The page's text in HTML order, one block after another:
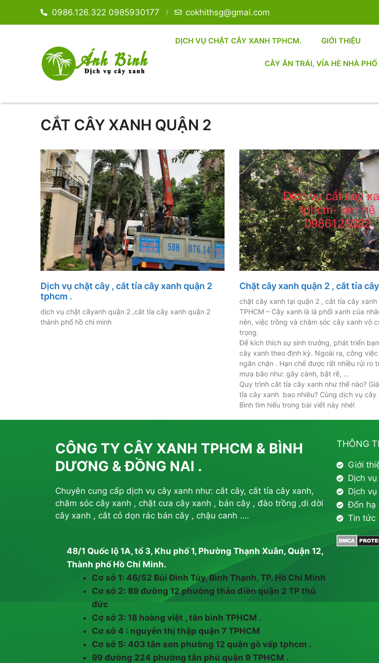
0986.126.322 0985930177 cokhithsg@gmai.com
DỊCH VỤ CHẶT CÂY XANH TPHCM. GIỚI THIỆU
CÂY ĂN TRÁI, VỈA HÈ NHÀ PHỐ
CẮT CÂY XANH QUẬN 2
Dịch vụ chặt cây , cắt tỉa cây xanh quận 2
tphcm .
dịch vụ chặt cãyanh quận 2 ,cắt tỉa cây xanh quận 2
thành phố hồ chí minh
Chặt cây xanh quận 2 , cắt tỉa
chặt cây xanh tại quận 2 , cắt tỉa cây xanh
TPHCM – Cây xanh là lá phổi xanh của
nên, việc trồng và chăm sóc cây xanh vô
trọng.
Để kích thích sự sinh trưởng, phát triển
cây xanh theo định kỳ. Ngoài ra, công
ngăn chặn . Hạn chế được rất nhiều rủi ro
mưa bão như: gãy cành, bật rễ, …
Quy trình cắt tỉa cây xanh như thế nào?
tỉa cây xanh bao nhiêu? Cùng dịch vụ cây
Bình tìm hiểu trong bài viết này nhé!
CÔNG TY CÂY XANH TPHCM & BÌNH
DƯƠNG & ĐỒNG NAI .
Chuyên cung cấp dịch vụ cây xanh như: cắt cây, cắt tỉa cây xanh,
chăm sóc cây xanh , chặt cưa cây xanh , bán cây , đào trồng ,di dời
cây xanh , cắt cỏ dọn rác bán cây , chậu canh ….
48/1 Quốc lộ 1A, tổ 3, Khu phố 1, Phường Thạnh Xuân, Quận 12,
Thành phố Hồ Chí Minh.
Cơ sở 1: 46/52 Bùi Đình Túy, Bình Thạnh, TP. Hồ Chí Minh
Cơ sở 2: 89 đường 12 phường thảo điền quận 2 TP thủ
đức
Cơ sở 3: 18 hoàng việt , tân bình TPHCM .
Cơ sở 4 : nguyễn thị thập quận 7 TPHCM
Cơ sở 5: 403 tân sơn phường 12 quận gò vấp tphcm .
99 đường 224 phường tân phú quận 9 TPHCM .
THÔNG
Giới
Dịch
Dịch
Đốn hạ
Tin tức